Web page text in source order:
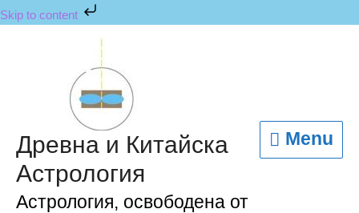
Skip to content
Skip
to
Древна и Китайска
Астрология
Астрология, освободена от
Menu